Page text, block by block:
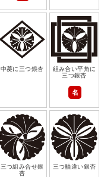
中菱に三つ銀杏
組み合い平角に
三つ銀杏
名
三つ組み合せ銀
杏
三つ軸違い銀杏